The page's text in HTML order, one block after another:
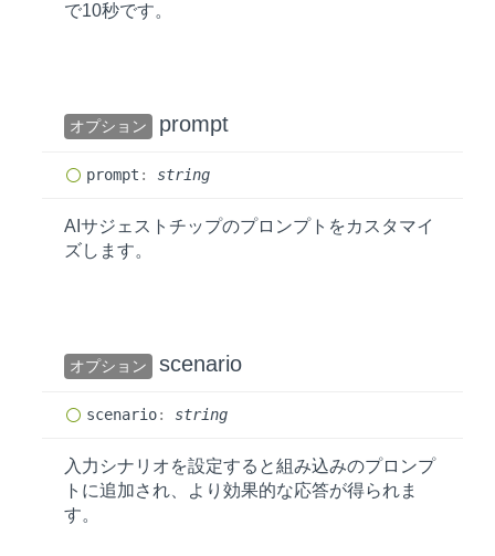
で10秒です。
オプション prompt
prompt : string
AIサジェストチップのプロンプトをカスタマイ
ズします。
オプション scenario
scenario: string
入力シナリオを設定すると組み込みのプロンプ
トに追加され、より効果的な応答が得られま
す。